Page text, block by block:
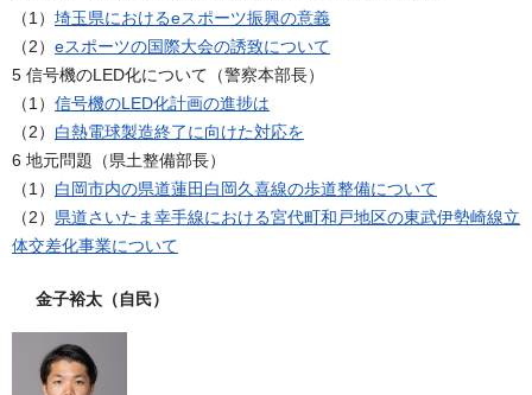
（1） 埼玉県におけるeスポーツ振興の意義
（2） eスポーツの国際大会の誘致について
5 信号機のLED化について（警察本部長）
（1） 信号機のLED化計画の進捗は
（2） 白熱電球製造終了に向けた対応を
6 地元問題（県土整備部長）
（1） 白岡市内の県道蓮田白岡久喜線の歩道整備について
（2） 県道さいたま幸手線における宮代町和戸地区の東武伊勢崎線立
体交差化事業について
金子裕太（自民）